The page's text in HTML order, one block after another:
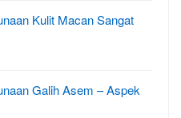
Kulit Macan Sangat
Galih Asem – Aspek